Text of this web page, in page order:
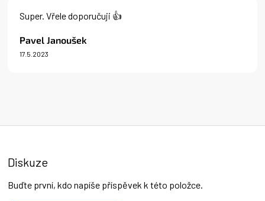
e
Pavel Janoušek
Hodnocení produktu je 5 z 5 hvězdiček.
17.5.2023
Super. Vřele doporučuji 👍
Diskuze
Buďte první, kdo napíše příspěvek k této položce.